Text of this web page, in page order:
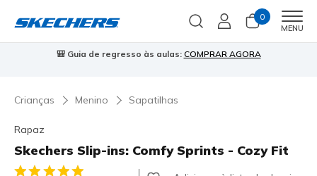
0
MENU
🎒 Guia de regresso às aulas: COMPRAR AGORA
Crianças Menino Sapatilhas
Rapaz
Skechers Slip-ins: Comfy Sprints - Cozy Fit
3$4 de 5 – Classificação do cliente